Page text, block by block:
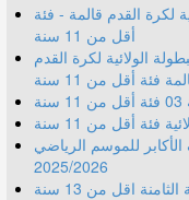
البطولة الولائية لكرة القدم قالمة - فئة
أقل من 11 سنة
منافسات البطولة الولائية لكرة القدم
فئة أقل من 11 سنة
فئة أقل من 11 سنة
- صنف الأكابر للموسم الرياضي
2025/2026
اقل من 13 سنة